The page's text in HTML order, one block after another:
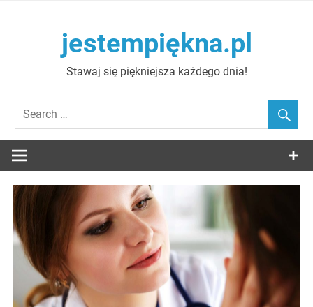
jestempiękna.pl
Stawaj się piękniejsza każdego dnia!